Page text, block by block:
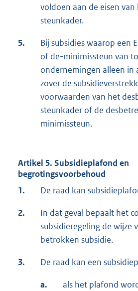
voldoen aan de eisen
steunkader.
5.
Bij subsidies waarop een
of de-minimissteun van
ondernemingen alleen in
zover de
voorwaarden van het
steunkader of de
minimissteun.
Artikel 5. Subsidieplafond en
begrotingsvoorbehoud
1.
De raad kan
2.
In dat geval bepaalt het
subsidieregeling de wijze
betrokken subsidie.
3. De raad kan een
a.
als het plafond